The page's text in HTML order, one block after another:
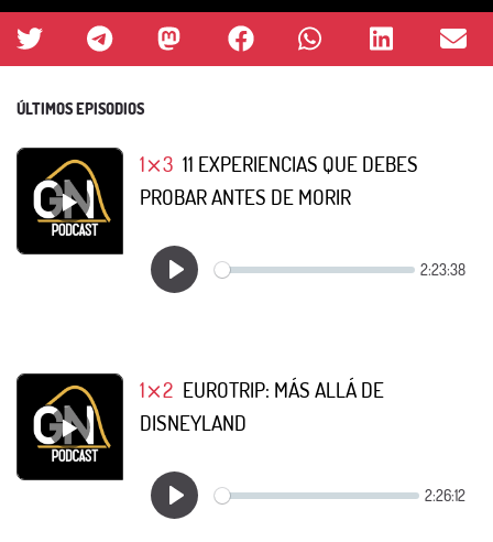
ÚLTIMOS EPISODIOS
1⨯3 11 EXPERIENCIAS QUE DEBES
PROBAR ANTES DE MORIR
1⨯2 EUROTRIP: MÁS ALLÁ DE
DISNEYLAND